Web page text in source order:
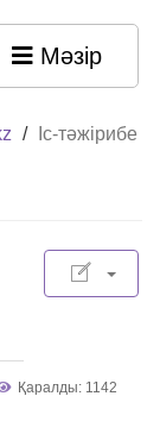
Мәзір
/
Іс-тәжірибе
Қаралды: 1142